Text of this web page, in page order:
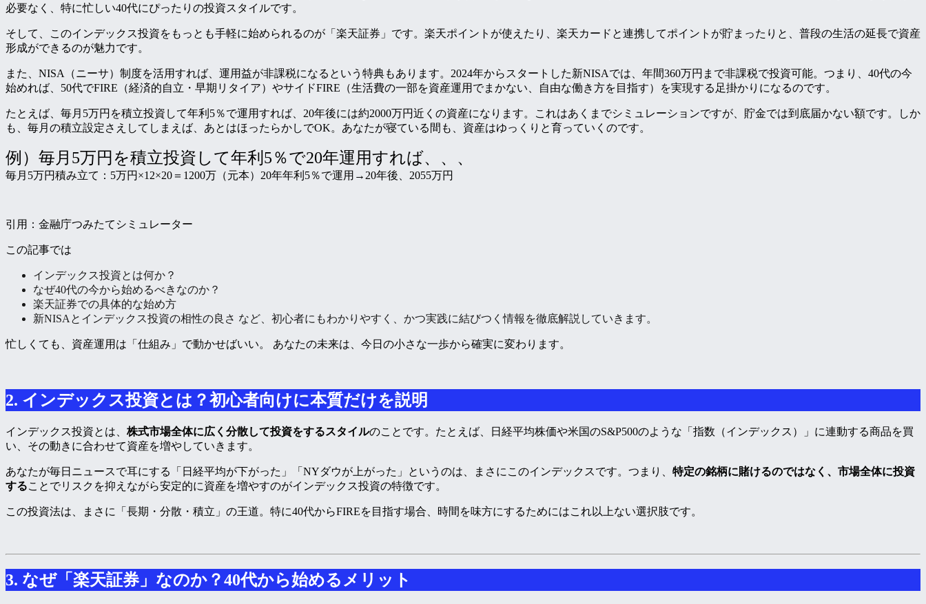
必要なく、特に忙しい40代にぴったりの投資スタイルです。
そして、このインデックス投資をもっとも手軽に始められるのが「楽天証券」です。楽天ポイントが使えたり、楽天カードと連携してポイントが貯まったりと、普段の生活の延長で資産
形成ができるのが魅力です。
また、NISA（ニーサ）制度を活用すれば、運用益が非課税になるという特典もあります。2024年からスタートした新NISAでは、年間360万円まで非課税で投資可能。つまり、40代の今
始めれば、50代でFIRE（経済的自立・早期リタイア）やサイドFIRE（生活費の一部を資産運用でまかない、自由な働き方を目指す）を実現する足掛かりになるのです。
たとえば、毎月5万円を積立投資して年利5％で運用すれば、20年後には約2000万円近くの資産になります。これはあくまでシミュレーションですが、貯金では到底届かない額です。しか
も、毎月の積立設定さえしてしまえば、あとはほったらかしでOK。あなたが寝ている間も、資産はゆっくりと育っていくのです。
例）毎月5万円を積立投資して年利5％で20年運用すれば、、、
毎月5万円積み立て：5万円×12×20＝ 1200万（元本） 20年年利5％で運用→20年後、 2055万円
引用：金融庁つみたてシミュレーター
この記事では
インデックス投資とは何か？
なぜ40代の今から始めるべきなのか？
楽天証券での具体的な始め方
新NISAとインデックス投資の相性の良さ など、初心者にもわかりやすく、かつ実践に結びつく情報を徹底解説していきます。
忙しくても、資産運用は「仕組み」で動かせばいい。 あなたの未来は、今日の小さな一歩から確実に変わります。
2. インデックス投資とは？初心者向けに本質だけを説明
インデックス投資とは、 株式市場全体に広く分散して投資をするスタイルのことです。たとえば、日経平均株価や米国のS&P500のような「指数（インデックス）」に連動する商品を買
い、その動きに合わせて資産を増やしていきます。
あなたが毎日ニュースで耳にする「日経平均が下がった」「NYダウが上がった」というのは、まさにこのインデックスです。つまり、 特定の銘柄に賭けるのではなく、市場全体に投資
することでリスクを抑えながら安定的に資産を増やすのがインデックス投資の特徴です。
この投資法は、まさに「長期・分散・積立」の王道。特に40代からFIREを目指す場合、時間を味方にするためにはこれ以上ない選択肢です。
3. なぜ「楽天証券」なのか？40代から始めるメリット